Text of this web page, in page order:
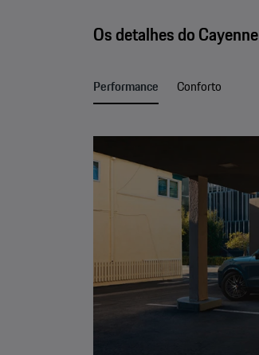
Os detalhes do Cayenne
Performance Conforto